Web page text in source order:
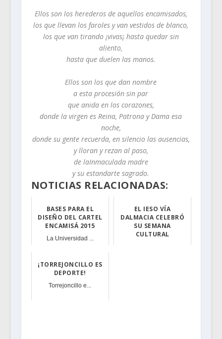
Ellos son los herederos de aquellos encamisados,
los que llevan los faroles y van vestidos de blanco,
los que van tirando ¡vivas¡ hasta quedar sin
aliento,
hasta que duelen las manos.
Ellos son los que dan nombre
a esta procesión sin par
que anida en los corazones,
donde la virgen es Reina, Patrona y Dama esa
noche,
donde su gente recuerda, en silencio las ausencias,
y lloran y rezan al paso,
de laInmaculada madre
y su estandarte sagrado.
NOTICIAS RELACIONADAS:
BASES PARA EL
DISEÑO DEL CARTEL
ENCAMISÁ 2015
La Universidad ...
EL IESO VÍA
DALMACIA CELEBRÓ
SU SEMANA
CULTURAL
¡TORREJONCILLO ES
DEPORTE!
Torrejoncillo e...